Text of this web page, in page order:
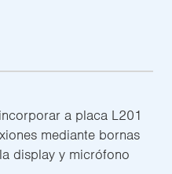
a placa L201
mediante bornas
display y micrófono